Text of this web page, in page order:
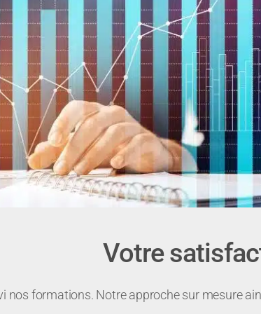
Votre
nos formations. Notre approche sur mesure